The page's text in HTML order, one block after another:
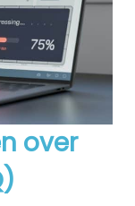
over